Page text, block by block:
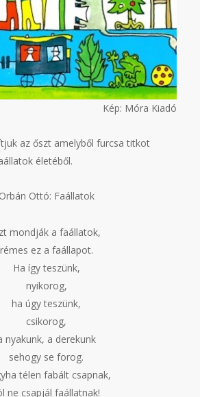
Kép: Móra Kiadó
az őszt amelyből furcsa titkot
életéből.
Orbán Ottó: Faállatok
mondják a faállatok,
rémes ez a faállapot.
Ha így teszünk,
nyikorog,
ha úgy teszünk,
csikorog,
nyakunk, a derekunk
sehogy se forog.
télen fabált csapnak,
ne csapjál faállatnak!